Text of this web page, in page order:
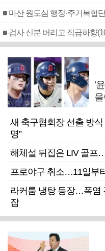
■ 마산 원도심 행정·주거복합
‘
새 축구협회장 선출 방
명”
해체설 뒤집은 LIV 골프
프로야구 취소…11일부
라커룸 냉탕 등장…폭염
잡